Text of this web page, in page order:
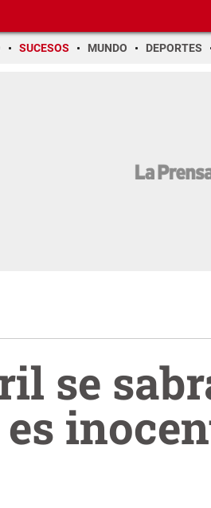
SUCESOS MUNDO DEPORTES
se